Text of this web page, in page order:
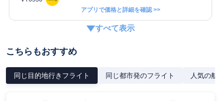
アプリで価格と詳細を確認 >>
すべて表示
こちらもおすすめ
同じ目的地行きフライト 同じ都市発のフライト 人気の航